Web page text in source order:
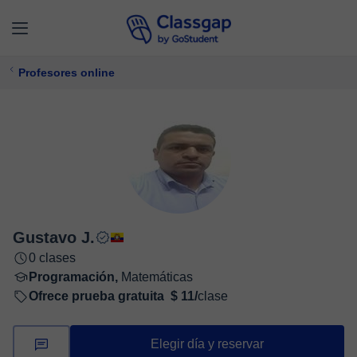
Profesores online
Gustavo J.
0 clases
Programación, Matemáticas
Ofrece prueba gratuita $ 11/clase
Elegir día y reservar